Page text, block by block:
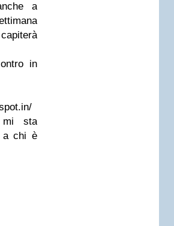
a
in
mi sta
a chi è